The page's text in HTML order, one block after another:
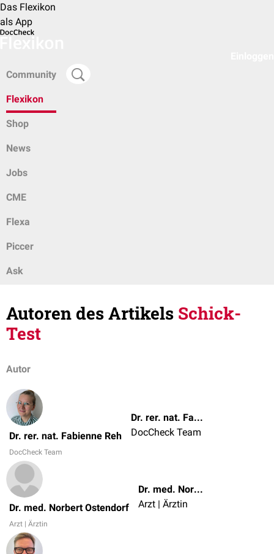
Das Flexikon
als App
Community
Flexikon
Shop
News
Jobs
CME
Flexa
Piccer
Ask
Autoren des Artikels Schick-
Test
Autor
Dr. rer. nat. Fabienne Reh
DocCheck Team
Dr. rer. nat. Fabienne Reh
DocCheck Team
Dr. med. Norbert Ostendorf
Arzt | Ärztin
Dr. med. Norbert Ostendorf
Arzt | Ärztin